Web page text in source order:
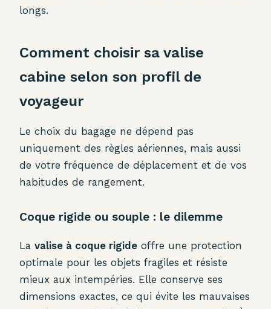
longs.
Comment choisir sa valise
cabine selon son profil de
voyageur
Le choix du bagage ne dépend pas
uniquement des règles aériennes, mais aussi
de votre fréquence de déplacement et de vos
habitudes de rangement.
Coque rigide ou souple : le dilemme
La valise à coque rigide offre une protection
optimale pour les objets fragiles et résiste
mieux aux intempéries. Elle conserve ses
dimensions exactes, ce qui évite les mauvaises